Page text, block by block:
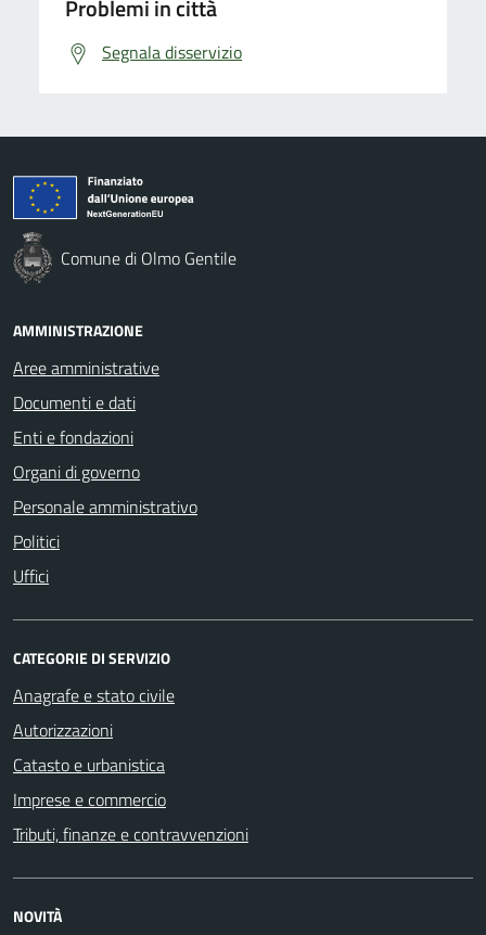
Problemi in città
Segnala disservizio
Comune di Olmo Gentile
AMMINISTRAZIONE
Aree amministrative
Documenti e dati
Enti e fondazioni
Organi di governo
Personale amministrativo
Politici
Uffici
CATEGORIE DI SERVIZIO
Anagrafe e stato civile
Autorizzazioni
Catasto e urbanistica
Imprese e commercio
Tributi, finanze e contravvenzioni
NOVITÀ